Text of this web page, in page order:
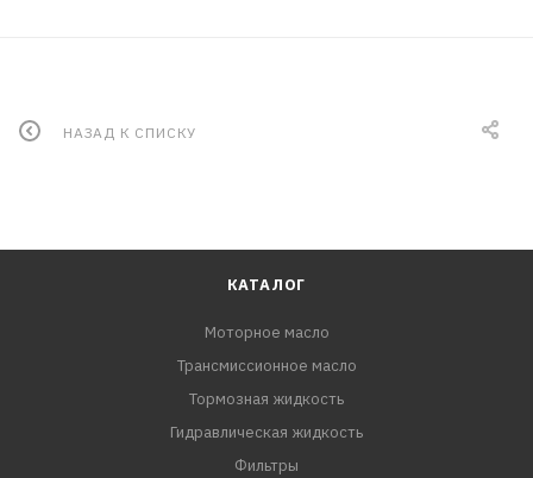
НАЗАД К СПИСКУ
КАТАЛОГ
Моторное масло
Трансмиссионное масло
Тормозная жидкость
Гидравлическая жидкость
Фильтры